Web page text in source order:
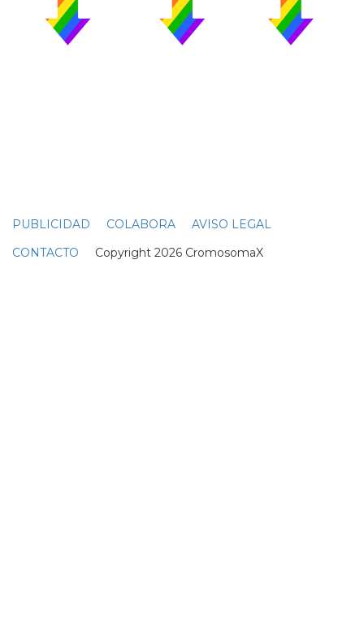
PUBLICIDAD COLABORA
AVISO LEGAL
CONTACTO Copyright 2026 CromosomaX